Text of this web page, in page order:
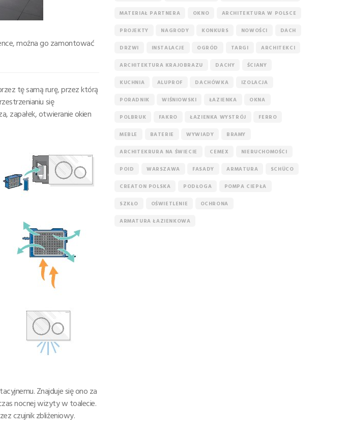
można go zamontować
tę samą rurę, przez którą
się
zapałek, otwieranie okien
Znajduje się ono za
nocnej wizyty w toalecie.
czujnik zbliżeniowy.
MATERIAŁ PARTNERA OKNO ARCHITEKTURA W POLSCE
PROJEKTY NAGRODY KONKURS NOWOŚCI DACH
DRZWI INSTALACJE OGRÓD TARGI ARCHITEKCI
ARCHITEKTURA KRAJOBRAZU DACHY ŚCIANY
KUCHNIA ALUPROF DACHÓWKA IZOLACJA
PORADNIK WIŚNIOWSKI ŁAZIENKA OKNA
POLBRUK FAKRO ŁAZIENKA WYSTRÓJ FERRO
MEBLE BATERIE WYWIADY BRAMY
ARCHITEKRURA NA ŚWIECIE CEMEX NIERUCHOMOŚCI
POID WARSZAWA FASADY ARMATURA SCHÜCO
CREATON POLSKA PODŁOGA POMPA CIEPŁA
SZKŁO OŚWIETLENIE OCHRONA
ARMATURA ŁAZIENKOWA